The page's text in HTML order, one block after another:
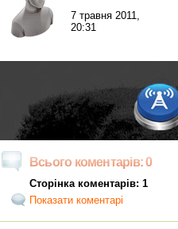
7 травня 2011,
20:31
Всього коментарів: 0
Сторінка коментарів: 1
Показати коментарі